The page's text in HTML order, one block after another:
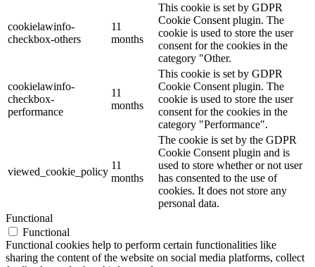
cookielawinfo-
checkbox-others
11
months
This cookie is set by GDPR
Cookie Consent plugin. The
cookie is used to store the user
consent for the cookies in the
category "Other.
cookielawinfo-
checkbox-
performance
11
months
This cookie is set by GDPR
Cookie Consent plugin. The
cookie is used to store the user
consent for the cookies in the
category "Performance".
viewed_cookie_policy
11
months
The cookie is set by the GDPR
Cookie Consent plugin and is
used to store whether or not user
has consented to the use of
cookies. It does not store any
personal data.
Functional
Functional
Functional cookies help to perform certain functionalities like
sharing the content of the website on social media platforms, collect